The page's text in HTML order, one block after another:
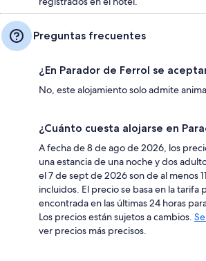
Preguntas frecuentes
¿En Parador de Ferrol se
No, este alojamiento solo admite
¿Cuánto cuesta alojarse en
A fecha de 8 de ago de 2026, los
una estancia de una noche y dos
el 7 de sept de 2026 son de al menos
incluidos. El precio se basa en la tarifa
encontrada en las últimas 24 horas
Los precios están sujetos a cambios.
ver precios más precisos.